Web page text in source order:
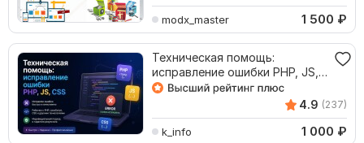
modx_master 1 500 ₽
Техническая помощь:
исправление ошибки PHP, JS,
CSS
4.9 (237)
k_info 1 000 ₽